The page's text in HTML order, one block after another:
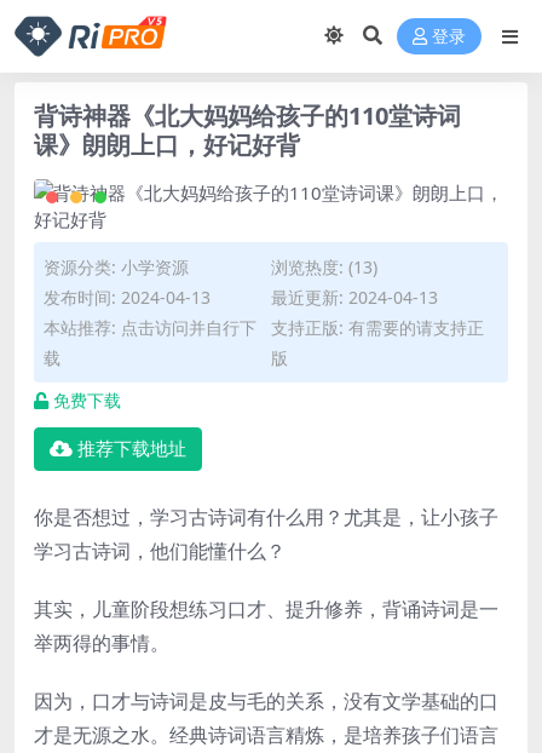
登录
背诗神器《北大妈妈给孩子的110堂诗词
课》朗朗上口，好记好背
资源分类: 小学资源
浏览热度: (13)
发布时间: 2024-04-13
最近更新: 2024-04-13
本站推荐: 点击访问并自行下
载
支持正版: 有需要的请支持正
版
免费下载
推荐下载地址
你是否想过，学习古诗词有什么用？尤其是，让小孩子
学习古诗词，他们能懂什么？
其实，儿童阶段想练习口才、提升修养，背诵诗词是一
举两得的事情。
因为，口才与诗词是皮与毛的关系，没有文学基础的口
才是无源之水。经典诗词语言精炼，是培养孩子们语言